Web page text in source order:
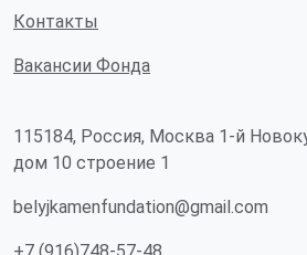
Контакты
Вакансии Фонда
115184, Россия, Москва 1-й
дом 10 строение 1
belyjkamenfundation@gmail.com